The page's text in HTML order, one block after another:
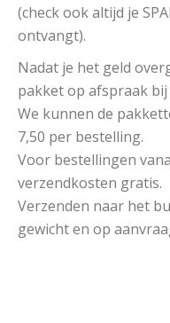
(check ook altijd je
ontvangt).
Nadat je het geld
pakket op afspraak
We kunnen de
7,50 per bestelling.
Voor bestellingen
verzendkosten gratis.
Verzenden naar het
gewicht en op